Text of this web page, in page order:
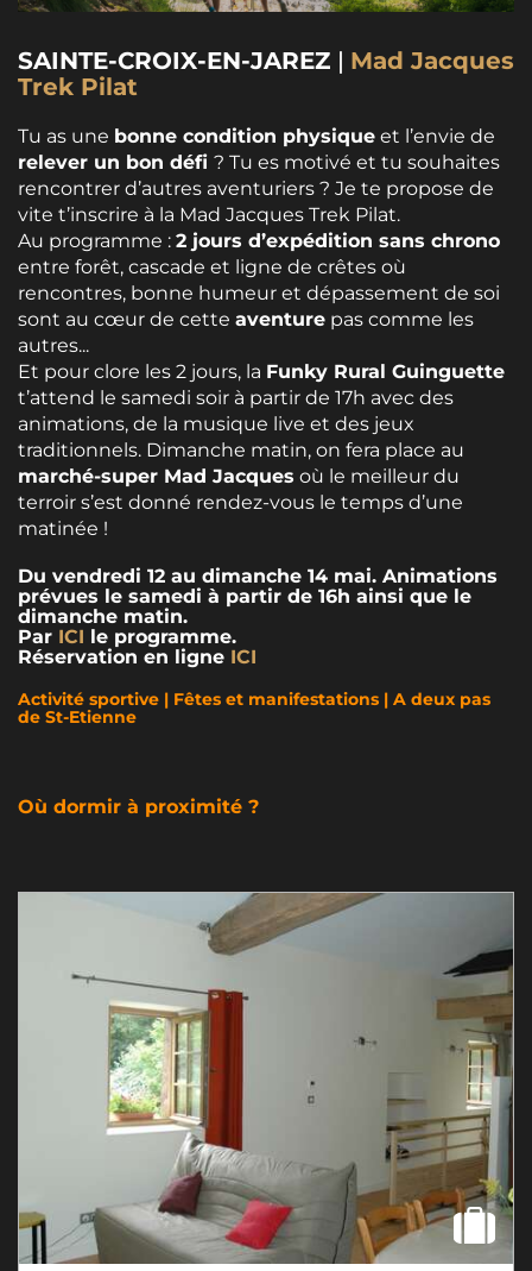
SAINTE-CROIX-EN-JAREZ | Mad Jacques
Trek Pilat
Tu as une bonne condition physique et l’envie de
relever un bon défi ? Tu es motivé et tu souhaites
rencontrer d’autres aventuriers ? Je te propose de
vite t’inscrire à la Mad Jacques Trek Pilat.
Au programme : 2 jours d’expédition sans chrono
entre forêt, cascade et ligne de crêtes où
rencontres, bonne humeur et dépassement de soi
sont au cœur de cette aventure pas comme les
autres...
Et pour clore les 2 jours, la Funky Rural Guinguette
t’attend le samedi soir à partir de 17h avec des
animations, de la musique live et des jeux
traditionnels. Dimanche matin, on fera place au
marché-super Mad Jacques où le meilleur du
terroir s’est donné rendez-vous le temps d’une
matinée !
Du vendredi 12 au dimanche 14 mai. Animations
prévues le samedi à partir de 16h ainsi que le
dimanche matin.
Par ICI le programme.
Réservation en ligne ICI
Activité sportive | Fêtes et manifestations | A deux pas
de St-Etienne
Où dormir à proximité ?